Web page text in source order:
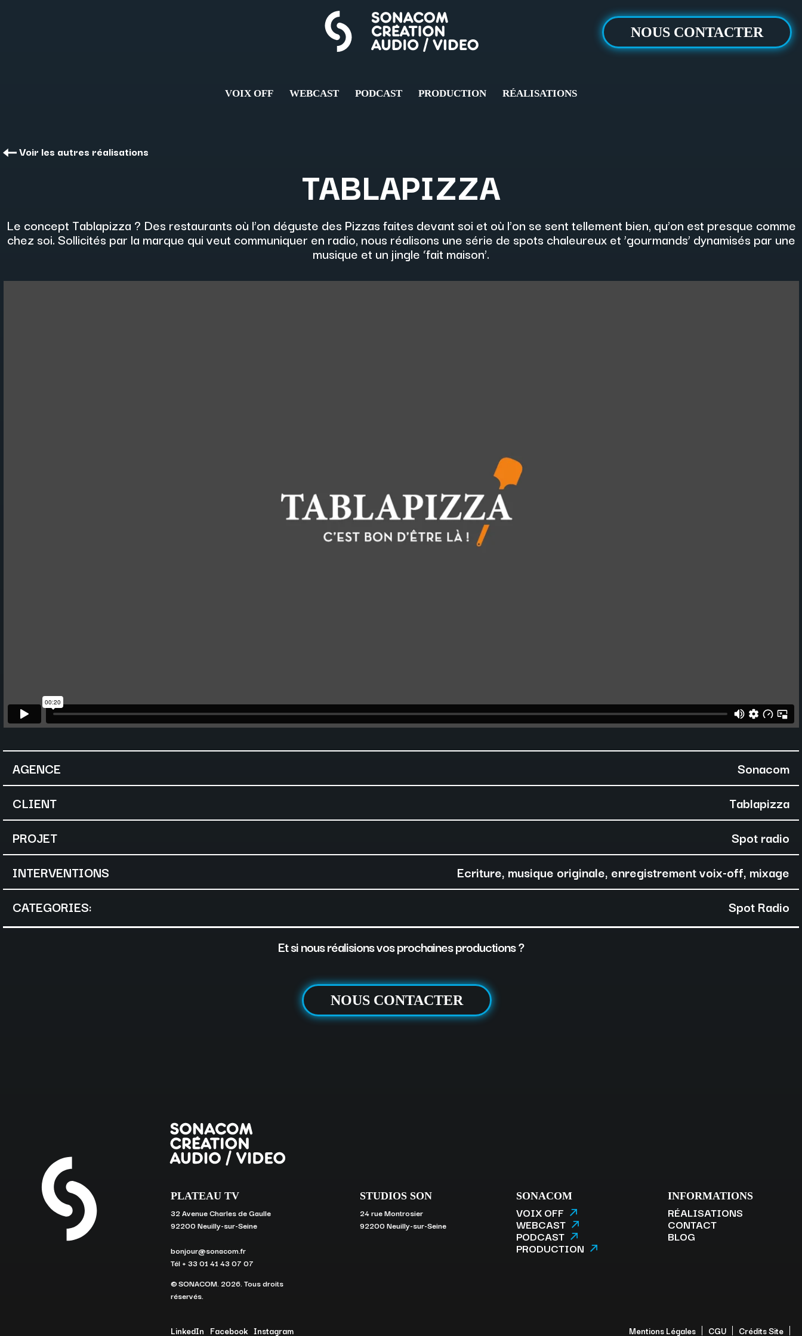
NOUS CONTACTER
VOIX OFF WEBCAST PODCAST PRODUCTION RÉALISATIONS
Voir les autres réalisations
TABLAPIZZA
Le concept Tablapizza ? Des restaurants où l’on déguste des Pizzas faites devant soi et où l’on se sent tellement bien, qu’on est presque comme
chez soi. Sollicités par la marque qui veut communiquer en radio, nous réalisons une série de spots chaleureux et ’gourmands’ dynamisés par une
musique et un jingle ‘fait maison’.
AGENCE
Sonacom
CLIENT
Tablapizza
PROJET
Spot radio
INTERVENTIONS
Ecriture, musique originale, enregistrement voix-off, mixage
CATEGORIES:
Spot Radio
Et si nous réalisions vos prochaines productions ?
NOUS CONTACTER
PLATEAU TV
32 Avenue Charles de Gaulle
92200 Neuilly-sur-Seine
bonjour@sonacom.fr
Tél + 33 01 41 43 07 07
© SONACOM. 2026. Tous droits
réservés.
STUDIOS SON
24 rue Montrosier
92200 Neuilly-sur-Seine
SONACOM
VOIX OFF
WEBCAST
PODCAST
PRODUCTION
INFORMATIONS
RÉALISATIONS
CONTACT
BLOG
LinkedIn Facebook Instagram Mentions Légales CGU Crédits Site